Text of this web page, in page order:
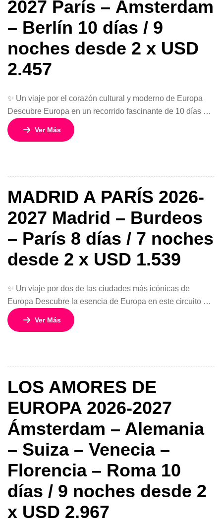
2027 París – Ámsterdam
– Berlín 10 días / 9
noches desde 2 x USD
2.457
✨ Un viaje por el corazón cultural y moderno de Europa
Descubre Europa en un recorrido fascinante de 10 días y 9
noches que conecta tres de las ciudades más icónicas del
continente: París, Ámsterdam y Berlín. Desde el
circuito ofrece […]
Ver Más
MADRID A PARÍS 2026-
2027 Madrid – Burdeos
– París 8 días / 7 noches
desde 2 x USD 1.539
✨ Un viaje por dos de las ciudades más icónicas de
Europa Descubre la esencia de Europa en este circuito de
8 días y 7 noches que conecta la energía de Madrid con el
romanticismo de París. Un recorrido perfecto que combina
Ver Más
LOS AMORES DE
EUROPA 2026-2027
Ámsterdam – Alemania
– Suiza – Venecia –
Florencia – Roma 10
días / 9 noches desde 2
x USD 2.967